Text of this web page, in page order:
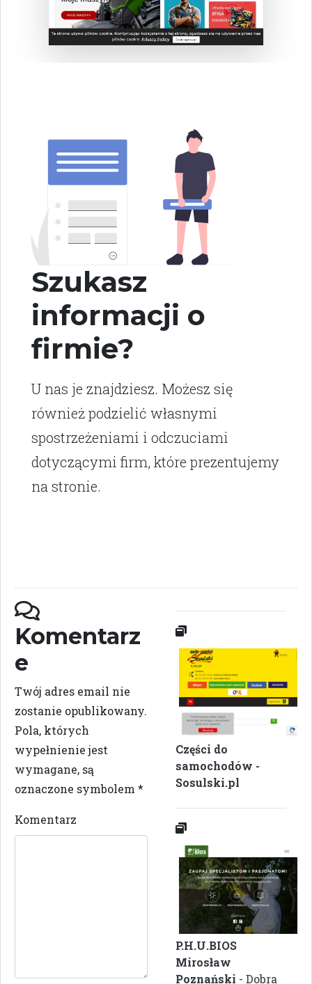
Szukasz
informacji o
firmie?
U nas je znajdziesz. Możesz się
również podzielić własnymi
spostrzeżeniami i odczuciami
dotyczącymi firm, które prezentujemy
na stronie.
Komentarz
e
Twój adres email nie
zostanie opublikowany.
Pola, których
wypełnienie jest
wymagane, są
oznaczone symbolem *
Komentarz
Części do
samochodów -
Sosulski.pl
P.H.U.BIOS
Mirosław
Poznański - Dobra